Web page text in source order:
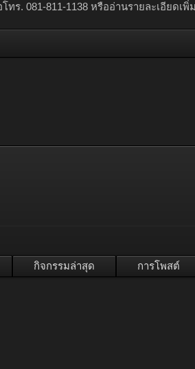
ทร. 081-811-1138 หรืออ่านรายละเอียดเ
กิจกรรมล่าสุด การโพสต์